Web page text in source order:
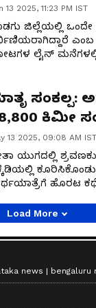
13 2025, 11:23 PM IST
ಜಿಲ್ಲೆಯಲ್ಲಿ ಒಂದೇ
ಲೈನ್
ಸಂಕಲ್ಪ: ಅಪ್ಪ ಕೊಡಿಸಿದ ಸ್ಕೂಟರ್‌ನಲ್ಲೇ
ಕಿಮೀ
13 2025, 09:08 AM IST
ಯುಗದಲ್ಲಿ
ಹೊರಟ
ಸಂಕಲ್ಪ ಯಾತ್ರೆ
ತನ್ನ
Load More
news bengaluru